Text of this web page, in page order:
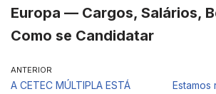
Europa — Cargos, Salários,
Como se Candidatar
ANTERIOR
A CETEC MÚLTIPLA ESTÁ
Estamos